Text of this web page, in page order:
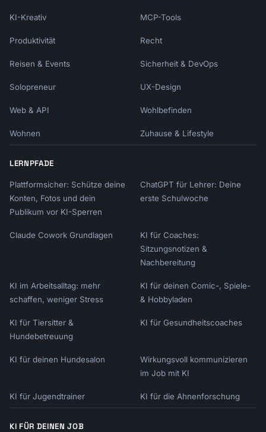
KI-Kreativ MCP-Tools
Produktivität Recht
Reisen & Events Sicherheit & DevOps
Solopreneur UX-Design
Web & API Wohlbefinden
Wohnen Zuhause & Lifestyle
LERNPFADE
Plattformsicher: Schütze deine
Konten, Fotos und dein
Publikum vor KI-Sperren
ChatGPT für Lehrer: Deine
erste Schulwoche
Claude Cowork Grundlagen
KI für Coaches:
Sitzungsnotizen &
Nachbereitung
KI im Arbeitsalltag: mehr
schaffen, weniger Stress
KI für deinen Comic-, Spiele-
& Hobbyladen
KI für Tiersitter &
Hundebetreuung
KI für Gesundheitscoaches
KI für deinen Hundesalon
Wirkungsvoll kommunizieren
im Job mit KI
KI für Jugendtrainer KI für die Ahnenforschung
KI FÜR DEINEN JOB